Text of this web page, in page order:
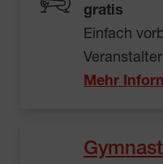
gratis
Einfach
Mehr